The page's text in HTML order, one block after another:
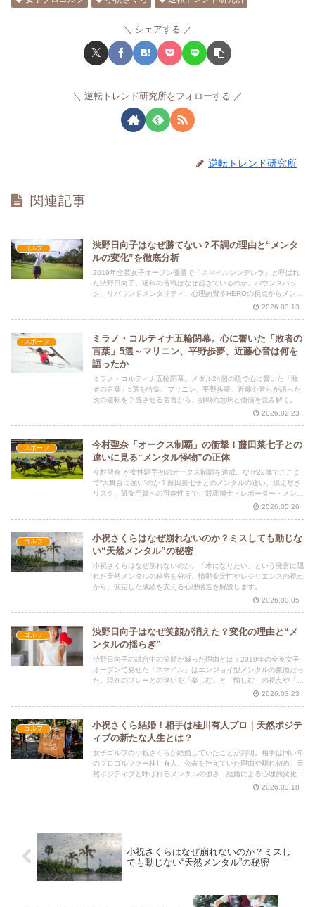
シェアする
逆転トレンド研究所をフォローする
逆転トレンド研究所
関連記事
ゴルフ
渋野日向子はなぜ勝てない？不調の理由と“メンタ
ルの変化”を徹底分析
2019年全英女子オープン優勝で「スマイルシンデレラ」と呼ばれ
た渋野日向子。近年の苦戦はなぜ起きているのか。バウンスバッ
ク、リバウンドメンタリティ、心理的資本HEROの視点からメンタ
2026.03.13
スポーツ
ミラノ・コルティナ五輪閉幕。心に響いた「敗者の
言葉」5選～マリニン、平野歩夢、近藤心音は何を
語ったか
ミラノ・コルティナ五輪閉幕。メダル24個の陰で心に響いた「敗
者の言葉」5選を特集。マリニン、平野歩夢、近藤心音らが語った
次の逆転を予感させる名言から、挑戦の意味と価値を読み解く。
2026.02.23
スポーツ
今村聖奈「オークス制覇」の衝撃！藤田菜七子との
違いに見る“メンタル怪物”の正体
今村聖奈 が女性騎手初のオークス制覇を達成。なぜ22歳でここま
で“大舞台に強い”のか？藤田菜七子とのメンタルの違い、燃え尽き
リスク、凱旋門賞への可能性まで、競馬博士・レポーター・メンタ
2026.05.26
ゴルフ
小祝さくらはなぜ崩れないのか？ミスしても動じな
い“天然メンタル”の秘密
小祝さくらはなぜ崩れないのか。「木になりたい」という発言に隠
れた天然メンタルの秘密を分析。情動安定性やレジリエンスの視点
から、安定した成績を支える心理構造を解説します。
2026.03.05
ゴルフ
渋野日向子はなぜ笑顔が消えた？変化の理由と“メ
ンタルの揺らぎ”
渋野日向子の試合中の笑顔が減った理由とは？2019年の全英女子
オープンで見せた「スマイル」はエンジョイ型メンタルの象徴だっ
た。現在のプレーとの違いを「楽しむ」と「愉しむ」の視点や「心
2026.03.23
ゴルフ
小祝さくら結婚！相手は桂川有人プロ｜天然ポジテ
ィブの新たな人生とは？
女子ゴルフの小祝さくらが結婚していたことが判明。相手は同い年
のプロゴルファー桂川有人。公表を控えていた理由や馴れ初め、天
然ポジティブと呼ばれるメンタルの強さ、結婚による心理的変化を
2026.03.18
小祝さくらはなぜ崩れないのか？ミスし
ても動じない“天然メンタル”の秘密